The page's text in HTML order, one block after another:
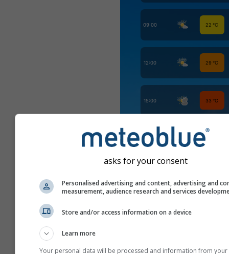
asks for your consent
Personalised advertising and content, advertising and
measurement, audience research and services
Store and/or access information on a device
Learn more
Your personal data will be processed and information from your